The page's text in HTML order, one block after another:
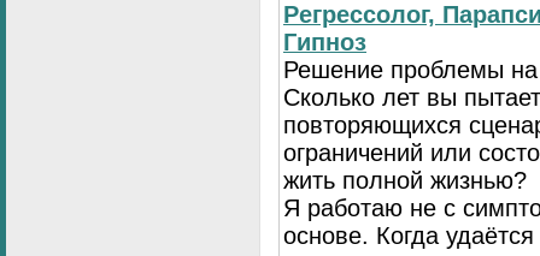
Регрессолог,
Гипноз
Решение проблемы на
Сколько лет вы
повторяющихся
ограничений или
жить полной жизнью?
Я работаю не с
основе. Когда